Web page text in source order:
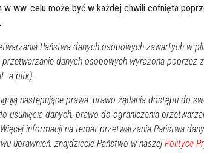
Senior Roku”. To okazja, żeby
odpoczynek, ale przede wszystkim czas na
Mazowieckiego chce w ten sposób
w ww. celu może być w każdej chwili cofnięta
.
Państwa danych osobowych zawartych w
danych osobowych wyrażona poprzez
a pltk).
następujące prawa: prawo żądania dostępu do
usunięcia danych, prawo do ograniczenia
informacji na temat przetwarzania Państwa
uprawnień, znajdziecie Państwo w naszej Polityce